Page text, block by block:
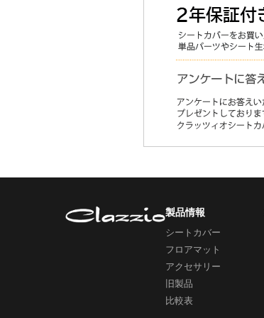
製品情報
シートカバー
フロアマット
アクセサリー
旧製品
比較表